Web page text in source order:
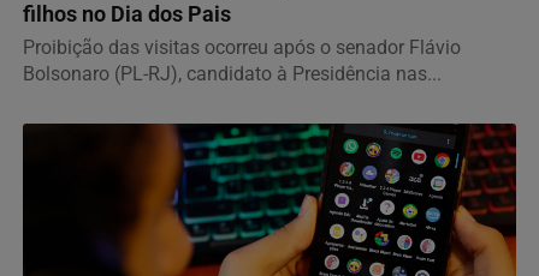
filhos no Dia dos Pais
Proibição das visitas ocorreu após o senador Flávio
Bolsonaro (PL-RJ), candidato à Presidência nas...